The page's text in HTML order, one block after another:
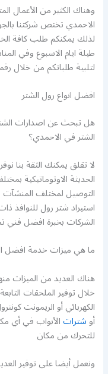
وهناك الكثير من الأعمال
الاحمدي تختص شركتنا
طيلة ايام الاسبوع وفي
لتلبية طلباتكم من خلال رقمنا
افضل انواع رول الشتر
هل تبحث عن اصدارات
الشتر في الاحمدي؟
لا تقلق يمكنك الثقة بنا
الحديثة الاوتوماتيكية
التوصيل لمختلف المنشآت
استيراد شتر رول للنوافذ
الشركات بخبرة افضل فني
ما هي ميزات خدمة افضل
هناك العديد من الميزات
خلال توفير الملحقات
الكهربائي أو الريمونت
أوشتراتالأبواب في أي
للتحرك من مكان
ونعمل أيضا على توفير